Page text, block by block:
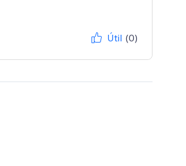
Útil (0)